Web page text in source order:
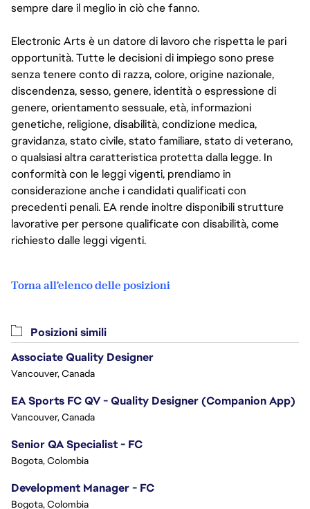
sempre dare il meglio in ciò che fanno.
Electronic Arts è un datore di lavoro che rispetta le pari
opportunità. Tutte le decisioni di impiego sono prese
senza tenere conto di razza, colore, origine nazionale,
discendenza, sesso, genere, identità o espressione di
genere, orientamento sessuale, età, informazioni
genetiche, religione, disabilità, condizione medica,
gravidanza, stato civile, stato familiare, stato di veterano,
o qualsiasi altra caratteristica protetta dalla legge. In
conformità con le leggi vigenti, prendiamo in
considerazione anche i candidati qualificati con
precedenti penali. EA rende inoltre disponibili strutture
lavorative per persone qualificate con disabilità, come
richiesto dalle leggi vigenti.
Torna all'elenco delle posizioni
Posizioni simili
Associate Quality Designer
Vancouver, Canada
EA Sports FC QV - Quality Designer (Companion App)
Vancouver, Canada
Senior QA Specialist - FC
Bogota, Colombia
Development Manager - FC
Bogota, Colombia